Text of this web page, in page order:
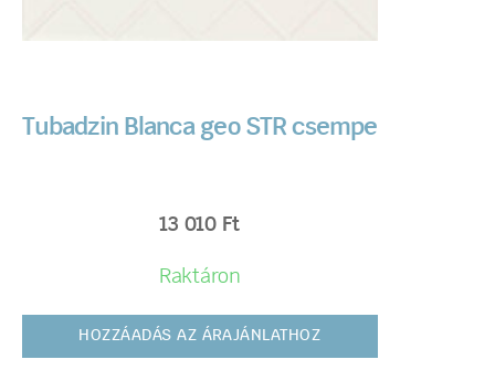
Tubadzin Blanca geo STR csempe
13 010 Ft
Raktáron
HOZZÁADÁS AZ ÁRAJÁNLATHOZ